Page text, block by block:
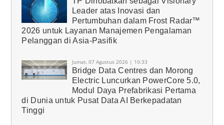
Leader atas Inovasi dan
Pertumbuhan dalam Frost Radar™
2026 untuk Layanan Manajemen Pengalaman
Pelanggan di Asia-Pasifik
Jumat, 07 Agustus 2026 | 10:33
Bridge Data Centres dan Morong
Electric Luncurkan PowerCore 5.0,
Modul Daya Prefabrikasi Pertama
di Dunia untuk Pusat Data AI Berkepadatan
Tinggi